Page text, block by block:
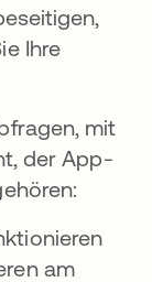
Ihre
mit
der App-
am